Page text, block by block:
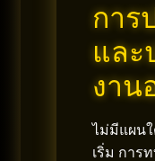
การ
และ
งาน
ไม่มีแผน
เริ่ม การ